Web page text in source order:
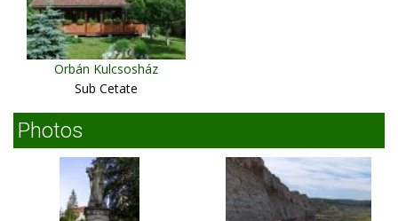
Orbán Kulcsosház
Sub Cetate
Photos